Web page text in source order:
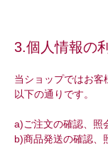
3.個人情報の
当ショップではお客
以下の通りです。
a)ご注文の確認、照
b)商品発送の確認、